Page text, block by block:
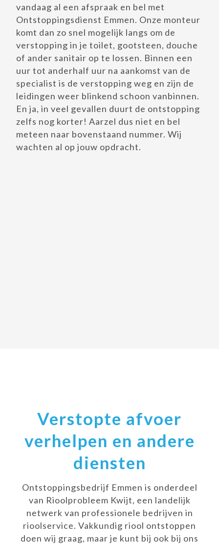
vandaag al een afspraak en bel met
Ontstoppingsdienst Emmen. Onze monteur
komt dan zo snel mogelijk langs om de
verstopping in je toilet, gootsteen, douche
of ander sanitair op te lossen. Binnen een
uur tot anderhalf uur na aankomst van de
specialist is de verstopping weg en zijn de
leidingen weer blinkend schoon vanbinnen.
En ja, in veel gevallen duurt de ontstopping
zelfs nog korter! Aarzel dus niet en bel
meteen naar bovenstaand nummer. Wij
wachten al op jouw opdracht.
Verstopte afvoer
verhelpen en andere
diensten
Ontstoppingsbedrijf Emmen is onderdeel
van Rioolprobleem Kwijt, een landelijk
netwerk van professionele bedrijven in
rioolservice. Vakkundig riool ontstoppen
doen wij graag, maar je kunt bij ook bij ons